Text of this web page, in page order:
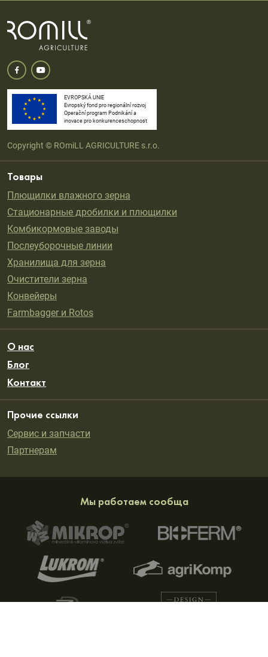
EVROPSKÁ UNIE
Evropský fond pro regionální rozvoj
Operační program Podnikání a
inovace pro konkurenceschopnost
Copyright © ROmiLL AGRICULTURE s.r.o.
Товары
Плющилки влажного зерна
Стационарные дробилки и плющилки
Комбикормовые заводы
Послеуборочные линии
Хранилища для зерна
Oчистители зерна
Конвейеры
Farmbagger и Rotos
О нас
Блог
Контакт
Прочие ссылки
Сервис и запчасти
Партнерам
Мы работаем сообща